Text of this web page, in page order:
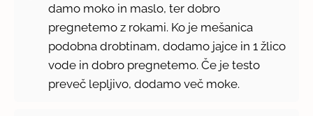
damo moko in maslo, ter dobro
pregnetemo z rokami. Ko je mešanica
podobna drobtinam, dodamo jajce in 1 žlico
vode in dobro pregnetemo. Če je testo
preveč lepljivo, dodamo več moke.